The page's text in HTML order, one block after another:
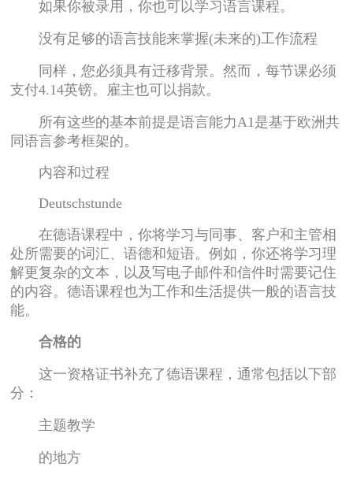
如果你被录用，你也可以学习语言课程。
没有足够的语言技能来掌握(未来的)工作流程
同样，您必须具有迁移背景。然而，每节课必须
支付4.14英镑。雇主也可以捐款。
所有这些的基本前提是语言能力A1是基于欧洲共
同语言参考框架的。
内容和过程
Deutschstunde
在德语课程中，你将学习与同事、客户和主管相
处所需要的词汇、语德和短语。例如，你还将学习理
解更复杂的文本，以及写电子邮件和信件时需要记住
的内容。德语课程也为工作和生活提供一般的语言技
能。
合格的
这一资格证书补充了德语课程，通常包括以下部
分：
主题教学
的地方